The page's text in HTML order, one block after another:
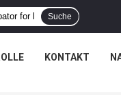
Suche
KONTAKT